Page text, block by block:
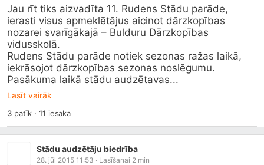
Jau rīt tiks aizvadīta 11. Rudens Stādu parāde,
ierasti visus apmeklētājus aicinot dārzkopības
nozarei svarīgākajā – Bulduru Dārzkopības
vidusskolā.
Rudens Stādu parāde notiek sezonas ražas laikā,
iekrāsojot dārzkopības sezonas noslēgumu.
Pasākuma laikā stādu audzētavas...
Lasīt vairāk
3patīk ·11 iesaka
Stādu audzētāju biedrība
28. jūl 2015 11:53 · Lasīšanai 2 min